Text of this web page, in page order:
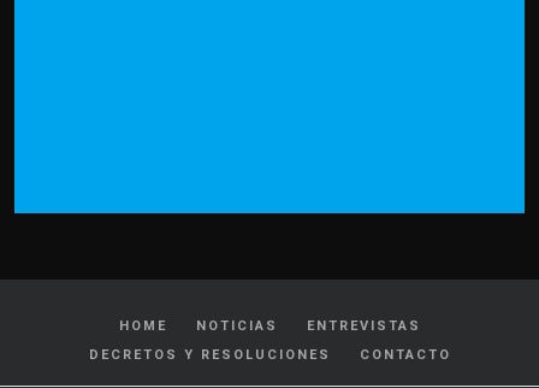
HOME NOTICIAS
ENTREVISTAS
DECRETOS Y RESOLUCIONES
CONTACTO